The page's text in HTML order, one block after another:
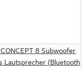
8 Subwoofer
Lautsprecher (Bluetooth